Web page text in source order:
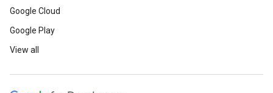
Google Cloud
Google Play
View all